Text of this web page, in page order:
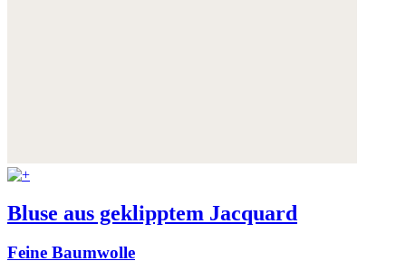
Bluse aus geklipptem Jacquard
Feine Baumwolle